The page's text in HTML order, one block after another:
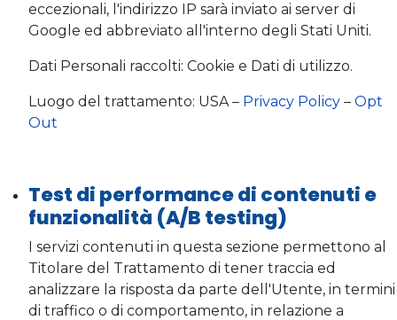
eccezionali, l'indirizzo IP sarà inviato ai server di
Google ed abbreviato all'interno degli Stati Uniti.
Dati Personali raccolti: Cookie e Dati di utilizzo.
Luogo del trattamento: USA – Privacy Policy – Opt
Out
Test di performance di contenuti e
funzionalità (A/B testing)
I servizi contenuti in questa sezione permettono al
Titolare del Trattamento di tener traccia ed
analizzare la risposta da parte dell'Utente, in termini
di traffico o di comportamento, in relazione a